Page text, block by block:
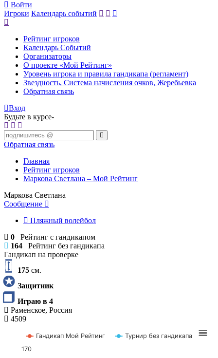
Войти
Игроки Календарь событий
Рейтинг игроков
Календарь Событий
Организаторы
О проекте «Мой Рейтинг»
Уровень игрока и правила гандикапа (регламент)
Звездность, Система начисления очков, Жеребьевка
Обратная связь
Вход
Будьте в курсе-
Обратная связь
Главная
Рейтинг игроков
Маркова Светлана – Мой Рейтинг
Маркова Светлана
Сообщение
Пляжный волейбол
0 Рейтинг с гандикапом
164 Рейтинг без гандикапа
Гандикап на проверке
175 см.
Защитник
Играю в 4
Раменское, Россия
4509
Гандикап Мой Рейтинг Турнир без гандикапа
170